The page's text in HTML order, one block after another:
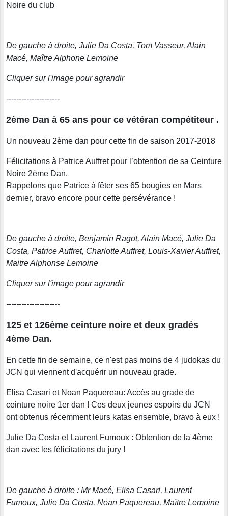
Noire du club
De gauche à droite, Julie Da Costa, Tom Vasseur, Alain
Macé, Maître Alphone Lemoine
Cliquer sur l'image pour agrandir
---------------------
2ème Dan à 65 ans pour ce vétéran compétiteur .
Un nouveau 2ème dan pour cette fin de saison 2017-2018
Félicitations à Patrice Auffret pour l’obtention de sa Ceinture
Noire 2ème Dan.
Rappelons que Patrice à fêter ses 65 bougies en Mars
dernier, bravo encore pour cette persévérance !
De gauche à droite, Benjamin Ragot, Alain Macé, Julie Da
Costa, Patrice Auffret, Charlotte Auffret, Louis-Xavier Auffret,
Maitre Alphonse Lemoine
Cliquer sur l'image pour agrandir
---------------------
125 et 126ème ceinture noire et deux gradés
4ème Dan.
En cette fin de semaine, ce n'est pas moins de 4 judokas du
JCN qui viennent d'acquérir un nouveau grade.
Elisa Casari et Noan Paquereau: Accès au grade de
ceinture noire 1er dan ! Ces deux jeunes espoirs du JCN
ont obtenus récemment leurs katas ensemble, bravo à eux !
Julie Da Costa et Laurent Fumoux : Obtention de la 4ème
dan avec les félicitations du jury !
De gauche à droite : Mr Macé, Elisa Casari, Laurent
Fumoux, Julie Da Costa, Noan Paquereau, Maître Lemoine